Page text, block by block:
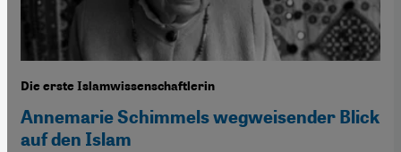
Die erste Islamwissenschaftlerin
Annemarie Schimmels wegweisender Blick
auf den Islam